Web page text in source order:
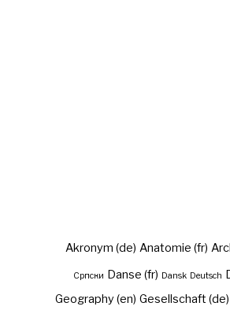
Akronym (de) Anatomie (fr)
Cрпски Danse (fr) Dansk Deutsch
Geography (en) Gesellschaft (de)